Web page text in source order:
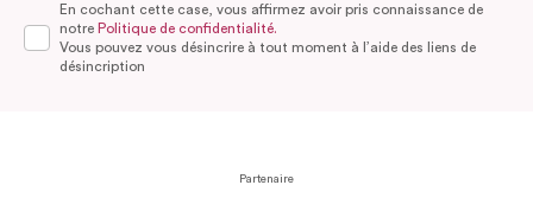
En cochant cette case, vous affirmez avoir pris connaissance de
notre Politique de confidentialité.
Vous pouvez vous désincrire à tout moment à l’aide des liens de
désincription
Partenaire